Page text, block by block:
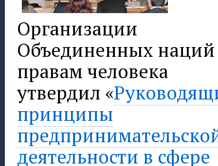
Организации
Объединенных
правам человека
утвердил «
принципы
деятельности в сфере